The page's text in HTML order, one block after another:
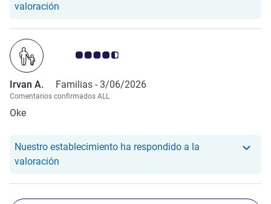
valoración
Nota de clientes de Avis 4.5/5
Irvan A. Familias - 3/06/2026
Comentarios confirmados ALL
Oke
Nuestro establecimiento ha respondido a la
valoración